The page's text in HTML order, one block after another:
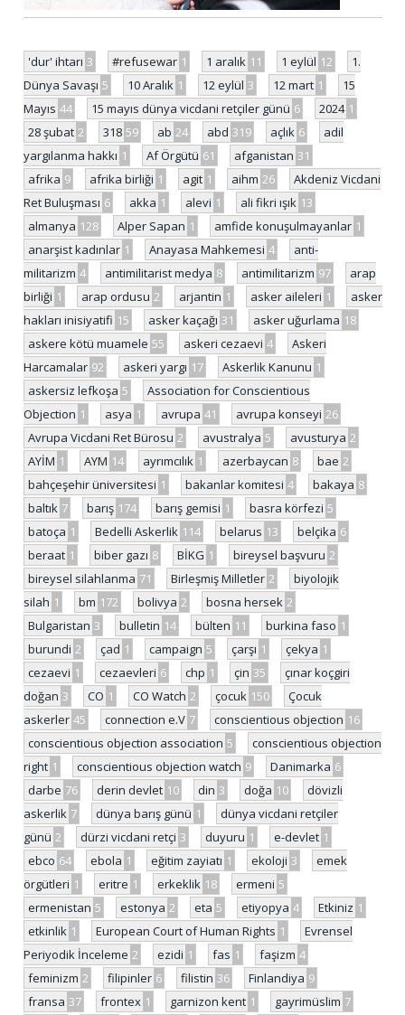
'dur' ihtarı 3 #refusewar 1 1 aralık 11 1 eylül 12
1.
Dünya Savaşı 5 10 Aralık 1 12 eylül 3 12 mart 1
15
Mayıs 44 15 mayıs dünya vicdani retçiler günü 6 2024 1
28 şubat 2 318 59 ab 24 abd 319 açlık 6
adil
yargılanma hakkı 1 Af Örgütü 61 afganistan 31
afrika 9 afrika birliği 1 agit 1 aihm 26
Akdeniz Vicdani
Ret Buluşması 6 akka 1 alevi 1 ali fikri ışık 13
almanya 128 Alper Sapan 1 amfide konuşulmayanlar 1
anarşist kadınlar 1 Anayasa Mahkemesi 4
anti-
militarizm 4 antimilitarist medya 8 antimilitarizm 97
arap
birliği 1 arap ordusu 2 arjantin 1 asker aileleri 1
asker
hakları inisiyatifi 15 asker kaçağı 31 asker uğurlama 18
askere kötü muamele 55 askeri cezaevi 4
Askeri
Harcamalar 92 askeri yargı 17 Askerlik Kanunu 1
askersiz lefkoşa 5
Association for Conscientious
Objection 1 asya 1 avrupa 41 avrupa konseyi 26
Avrupa Vicdani Ret Bürosu 2 avustralya 5 avusturya 2
AYİM 1 AYM 14 ayrımcılık 1 azerbaycan 8 bae 2
bahçeşehir üniversitesi 1 bakanlar komitesi 4 bakaya 8
baltık 7 barış 174 barış gemisi 1 basra körfezi 5
batoça 1 Bedelli Askerlik 114 belarus 13 belçika 6
beraat 1 biber gazı 8 BİKG 1 bireysel başvuru 2
bireysel silahlanma 71 Birleşmiş Milletler 2
biyolojik
silah 1 bm 172 bolivya 2 bosna hersek 2
Bulgaristan 3 bulletin 14 bülten 11 burkina faso 1
burundi 2 çad 1 campaign 5 çarşı 1 çekya 1
cezaevi 1 cezaevleri 6 chp 1 çin 35
çınar koçgiri
doğan 3 CO 1 CO Watch 2 çocuk 150
Çocuk
askerler 45 connection e.V 7 conscientious objection 16
conscientious objection association 5
conscientious objection
right 1 conscientious objection watch 9 Danimarka 6
darbe 76 derin devlet 10 din 3 doğa 10
dövizli
askerlik 7 dünya barış günü 1
dünya vicdani retçiler
günü 2 dürzi vicdani retçi 3 duyuru 1 e-devlet 1
ebco 64 ebola 1 eğitim zayiatı 1 ekoloji 3
emek
örgütleri 1 eritre 1 erkeklik 18 ermeni 5
ermenistan 5 estonya 2 eta 5 etiyopya 4 Etkiniz 1
etkinlik 1 European Court of Human Rights 1
Evrensel
Periyodik İnceleme 2 ezidi 1 fas 1 faşizm 4
feminizm 2 filipinler 6 filistin 36 Finlandiya 9
fransa 37 frontex 1 garnizon kent 1 gayrimüslim 7